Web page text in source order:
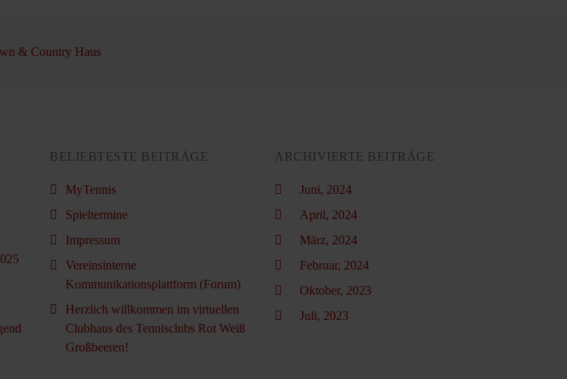
BELIEBTESTE BEITRÄGE
MyTennis
Spieltermine
Impressum
Vereinsinterne
Kommunikationsplattform (Forum)
Herzlich willkommen im virtuellen
Clubhaus des Tennisclubs Rot Weiß
Großbeeren!
ARCHIVIERTE BEITRÄGE
Juni, 2024
April, 2024
März, 2024
Februar, 2024
Oktober, 2023
Juli, 2023